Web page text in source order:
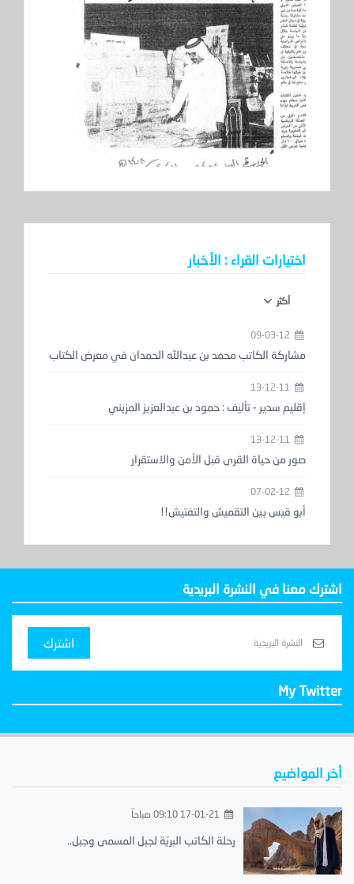
اختيارات القراء : الأخبار
أكثر
مشاركة الكاتب محمد بن عبدالله الحمدان في معرض الكتاب
إقليم سدير - تأليف : حمود بن عبدالعزيز المزيني
صور من حياة القرى قبل الأمن والاستقرار
أبو قيس بين التقميش والتفتيش!!
اشترك معنا في النشرة البريدية
اشترك
My Twitter
أخر المواضيع
17-01-21 09:10 صباحاً
رحلة الكاتب البريّة لجبل المسمى وجبل..